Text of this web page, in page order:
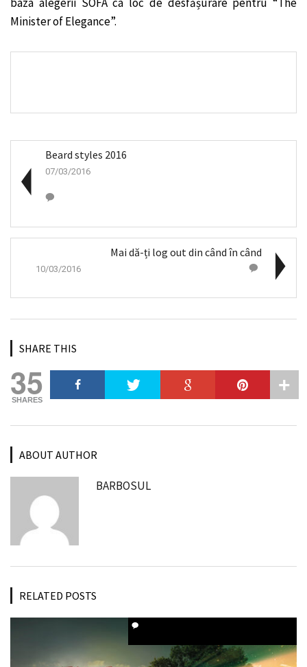
Minister of Elegance”.
Beard styles 2016
07/03/2016
Mai dă-ți log out din când în când
10/03/2016
SHARE THIS
35
SHARES
ABOUT AUTHOR
BARBOSUL
RELATED POSTS